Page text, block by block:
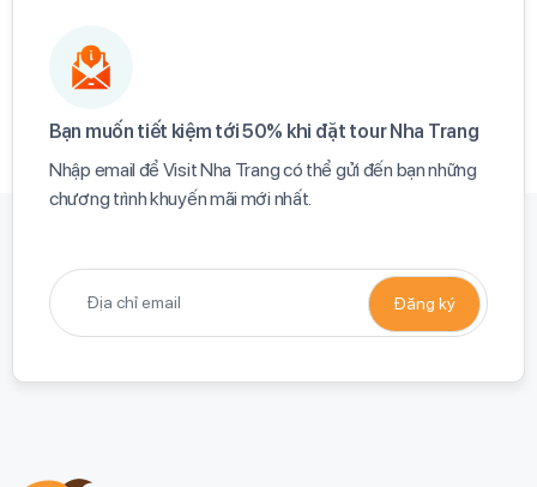
Bạn muốn tiết kiệm tới 50% khi đặt tour Nha Trang​
Nhập email để Visit Nha Trang có thể gửi đến bạn những
chương trình khuyến mãi mới nhất.​